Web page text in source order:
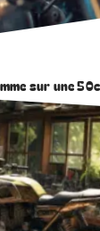
sur une